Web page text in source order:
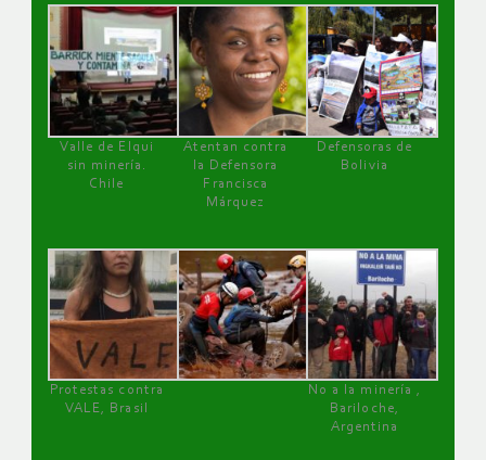
Valle de Elqui
sin minería.
Chile
Atentan contra
la Defensora
Francisca
Márquez
Defensoras de
Bolivia
Protestas contra
VALE, Brasil
No a la minería ,
Bariloche,
Argentina